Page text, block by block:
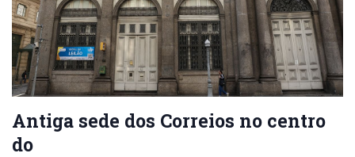
Antiga sede dos Correios no centro
do